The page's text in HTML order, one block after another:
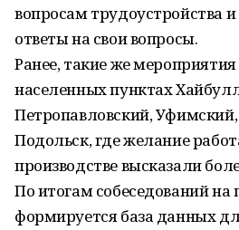
вопросам трудоустройства
ответы на свои вопросы.
Ранее, такие же
населенных пунктах
Петропавловский, Уфимский,
Подольск, где желание
производстве высказали
По итогам собеседований
формируется база данных